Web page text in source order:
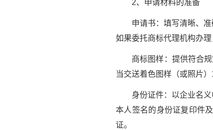
2、申请材料的准备
申请书：填写清晰、准
如果委托商标代理机构办理
商标图样：提供符合规
当交送着色图样（或照片
身份证件：以企业名义
本人签名的身份证复印件
证。